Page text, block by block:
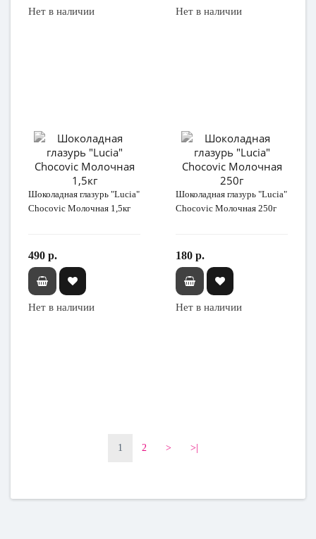
Нет в наличии Нет в наличии
Шоколадная глазурь "Lucia"
Chocovic Молочная 1,5кг
490 р.
Нет в наличии
Шоколадная глазурь "Lucia"
Chocovic Молочная 250г
180 р.
Нет в наличии
1 2 > >|